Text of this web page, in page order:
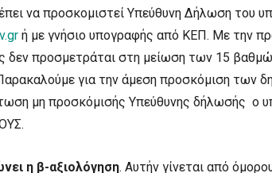
να προσκομιστεί Υπεύθυνη Δήλωση του
ή με γνήσιο υπογραφής από ΚΕΠ. Με την
δεν προσμετράται στη μείωση των 15
για την άμεση προσκόμιση των
μη προσκόμισής Υπεύθυνης δήλωσής ο
η β-αξιολόγηση. Αυτήν γίνεται από